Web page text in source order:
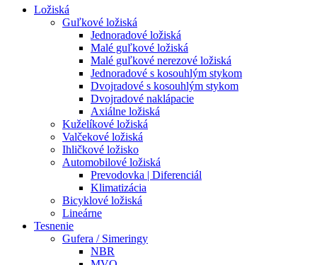
Ložiská
Guľkové ložiská
Jednoradové ložiská
Malé guľkové ložiská
Malé guľkové nerezové ložiská
Jednoradové s kosouhlým stykom
Dvojradové s kosouhlým stykom
Dvojradové naklápacie
Axiálne ložiská
Kuželíkové ložiská
Valčekové ložiská
Ihličkové ložisko
Automobilové ložiská
Prevodovka | Diferenciál
Klimatizácia
Bicyklové ložiská
Lineárne
Tesnenie
Gufera / Simeringy
NBR